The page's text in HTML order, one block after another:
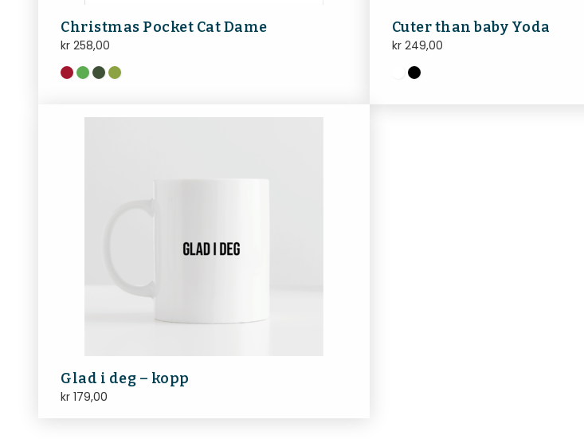
Christmas Pocket Cat Dame
kr 258,00
Cuter than baby Yoda
kr249,00
Glad i deg – kopp
kr 179,00